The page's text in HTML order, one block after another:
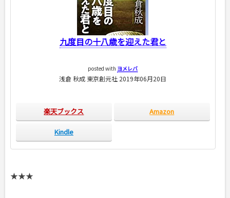
九度目の十八歳を迎えた君と
posted with ヨメレバ
浅倉 秋成 東京創元社 2019年06月20日
楽天ブックス Amazon
Kindle
★★★